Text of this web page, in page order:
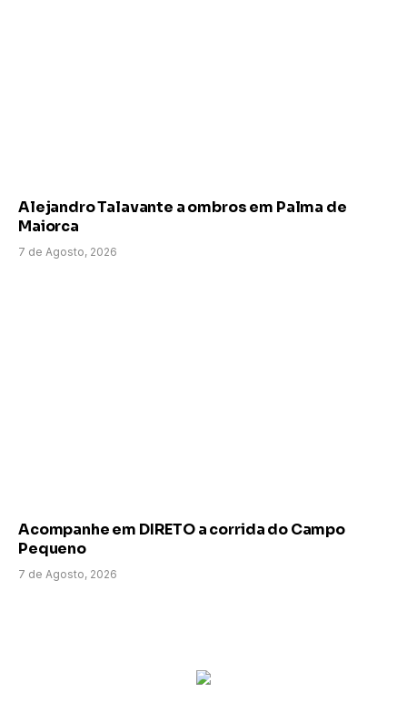
Alejandro Talavante a ombros em Palma de
Maiorca
7 de Agosto, 2026
Acompanhe em DIRETO a corrida do Campo
Pequeno
7 de Agosto, 2026